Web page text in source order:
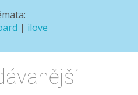
| ilove